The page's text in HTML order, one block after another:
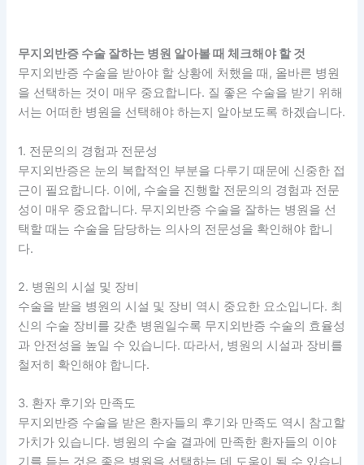
무지외반증 수술 잘하는 병원 알아볼 때 체크해야 할 것
무지외반증 수술을 받아야 할 상황에 처했을 때, 올바른 병원
을 선택하는 것이 매우 중요합니다. 질 좋은 수술을 받기 위해
서는 어떠한 병원을 선택해야 하는지 알아보도록 하겠습니다.
1. 전문의의 경험과 전문성
무지외반증은 눈의 복합적인 부분을 다루기 때문에 신중한 접
근이 필요합니다. 이에, 수술을 진행할 전문의의 경험과 전문
성이 매우 중요합니다. 무지외반증 수술을 잘하는 병원을 선
택할 때는 수술을 담당하는 의사의 전문성을 확인해야 합니
다.
2. 병원의 시설 및 장비
수술을 받을 병원의 시설 및 장비 역시 중요한 요소입니다. 최
신의 수술 장비를 갖춘 병원일수록 무지외반증 수술의 효율성
과 안전성을 높일 수 있습니다. 따라서, 병원의 시설과 장비를
철저히 확인해야 합니다.
3. 환자 후기와 만족도
무지외반증 수술을 받은 환자들의 후기와 만족도 역시 참고할
가치가 있습니다. 병원의 수술 결과에 만족한 환자들의 이야
기를 듣는 것은 좋은 병원을 선택하는 데 도움이 될 수 있습니